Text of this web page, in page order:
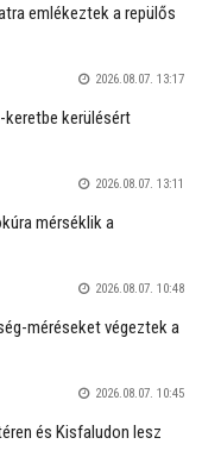
emlékeztek a repülős
2026.08.07. 13:17
keretbe kerülésért
2026.08.07. 13:11
mérséklik a
2026.08.07. 10:48
méréseket végeztek a
2026.08.07. 10:45
és Kisfaludon lesz